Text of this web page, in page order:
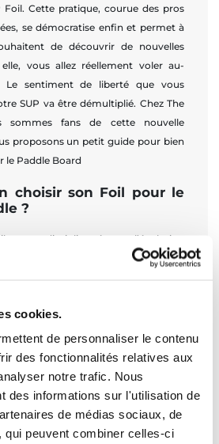
cookies.
de personnaliser le contenu
des fonctionnalités relatives aux
notre trafic. Nous
des informations sur l'utilisation de
de médias sociaux, de
qui peuvent combiner celles-ci
Cette pratique, courue des pros
se démocratise enfin et permet à
de découvrir de nouvelles
elle, vous allez réellement voler au-
Le sentiment de liberté que vous
SUP va être démultiplié. Chez The
sommes fans de cette nouvelle
proposons un petit guide pour bien
le Paddle Board
choisir son Foil pour le
?
est une discipline récente, l’évolution
telle qu’il est très difficile de s’y
pas à ceux qui ne maîtrisent pas le
vous devez avoir au minimum un
avant ne serait pas une bonne idée.
terribles, restez donc en sécurité.
Foil, vous allez devoir vous
suivants : • la longueur du mât • la
l’aile avant, la Front Wing